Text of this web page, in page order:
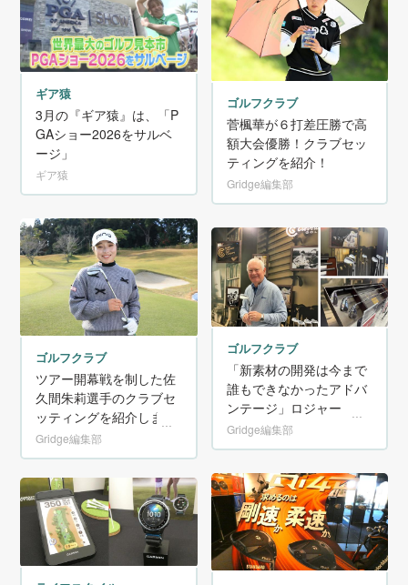
ギア猿
3月の『ギア猿』は、「P
GAショー2026をサルベ
ージ」
ギア猿
ゴルフクラブ
菅楓華が６打差圧勝で高
額大会優勝！クラブセッ
ティングを紹介！
Gridge編集部
ゴルフクラブ
ツアー開幕戦を制した佐
久間朱莉選手のクラブセ
ッティングを紹介しま
す！
Gridge編集部
ゴルフクラブ
「新素材の開発は今まで
誰もできなかったアドバ
ンテージ」ロジャー・ク
リーブランド氏が語る
『RTZウェッジ』の強み
Gridge編集部